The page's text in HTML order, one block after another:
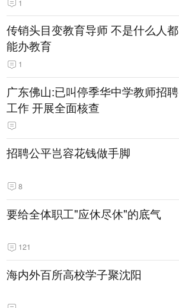
1
传销头目变教育导师 不是什么人都
能办教育
1
广东佛山:已叫停季华中学教师招聘
工作 开展全面核查
招聘公平岂容花钱做手脚
8
要给全体职工"应休尽休"的底气
121
海内外百所高校学子聚沈阳